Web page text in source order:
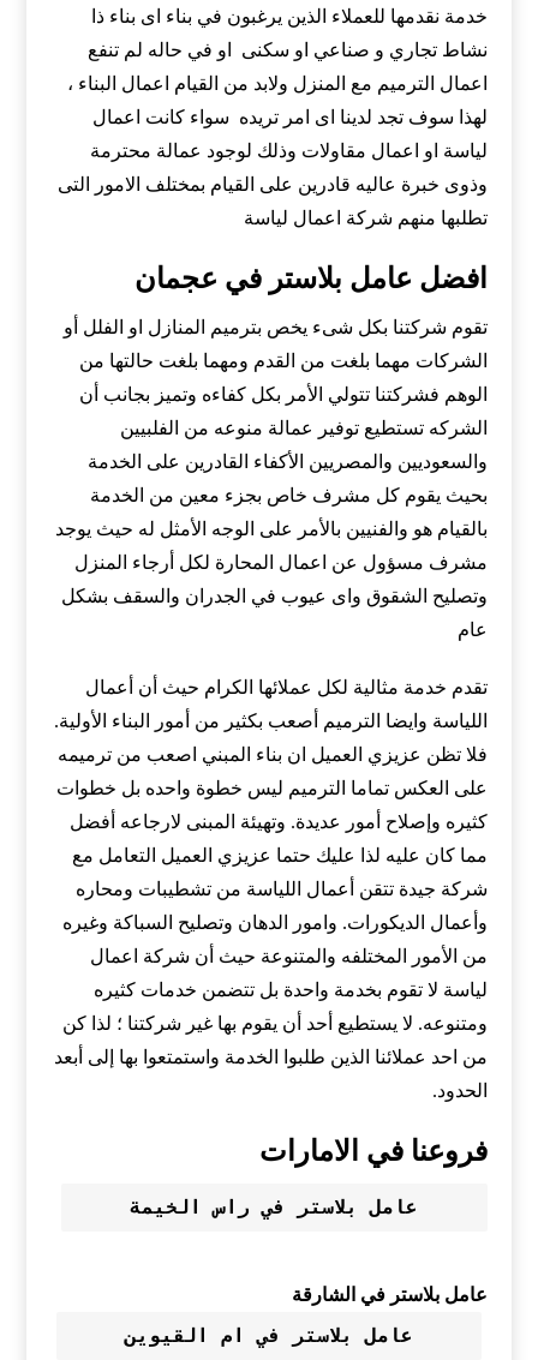
خدمة نقدمها للعملاء الذين يرغبون في بناء اى بناء ذا
نشاط تجاري و صناعي او سكنى او في حاله لم تنفع
اعمال الترميم مع المنزل ولابد من القيام اعمال البناء ،
لهذا سوف تجد لدينا اى امر تريده سواء كانت اعمال
لياسة او اعمال مقاولات وذلك لوجود عمالة محترمة
وذوى خبرة عاليه قادرين على القيام بمختلف الامور التى
تطلبها منهم شركة اعمال لياسة
افضل عامل بلاستر في عجمان
تقوم شركتنا بكل شىء يخص بترميم المنازل او الفلل أو
الشركات مهما بلغت من القدم ومهما بلغت حالتها من
الوهم فشركتنا تتولي الأمر بكل كفاءه وتميز بجانب أن
الشركه تستطيع توفير عمالة منوعه من الفلبيين
والسعوديين والمصريين الأكفاء القادرين على الخدمة
بحيث يقوم كل مشرف خاص بجزء معين من الخدمة
بالقيام هو والفنيين بالأمر على الوجه الأمثل له حيث يوجد
مشرف مسؤول عن اعمال المحارة لكل أرجاء المنزل
وتصليح الشقوق واى عيوب في الجدران والسقف بشكل
عام
تقدم خدمة مثالية لكل عملائها الكرام حيث أن أعمال
اللياسة وايضا الترميم أصعب بكثير من أمور البناء الأولية.
فلا تظن عزيزي العميل ان بناء المبني اصعب من ترميمه
على العكس تماما الترميم ليس خطوة واحده بل خطوات
كثيره وإصلاح أمور عديدة. وتهيئة المبنى لارجاعه أفضل
مما كان عليه لذا عليك حتما عزيزي العميل التعامل مع
شركة جيدة تتقن أعمال اللياسة من تشطيبات ومحاره
وأعمال الديكورات. وامور الدهان وتصليح السباكة وغيره
من الأمور المختلفه والمتنوعة حيث أن شركة اعمال
لياسة لا تقوم بخدمة واحدة بل تتضمن خدمات كثيره
ومتنوعه. لا يستطيع أحد أن يقوم بها غير شركتنا ؛ لذا كن
من احد عملائنا الذين طلبوا الخدمة واستمتعوا بها إلى أبعد
الحدود.
فروعنا في الامارات
عامل بلاستر في راس الخيمة
عامل بلاستر في الشارقة
عامل بلاستر في ام القيوين